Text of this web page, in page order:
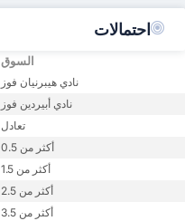
احتمالات
السوق
نادي هيبرنيان فوز
نادي أبيردين فوز
تعادل
أكثر من 0.5
أكثر من 1.5
أكثر من 2.5
أكثر من 3.5